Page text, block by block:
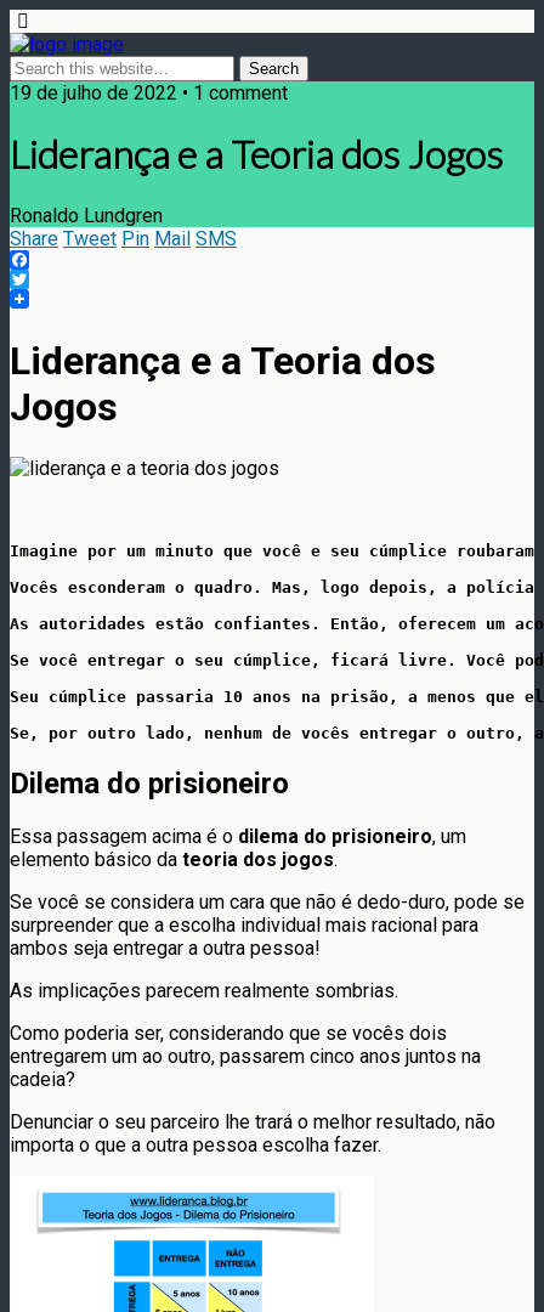
19 de julho de 2022 • 1 comment
Liderança e a Teoria dos Jogos
Ronaldo Lundgren
Share Tweet Pin Mail SMS
Facebook
Twitter
Liderança e a Teoria dos
Jogos
Imagine por um minuto que você e seu cúmplice
Vocês esconderam o quadro. Mas, logo depois, a
As autoridades estão confiantes. Então, oferecem um
Se você entregar o seu cúmplice, ficará livre. Você
Seu cúmplice passaria 10 anos na prisão, a menos que
Se, por outro lado, nenhum de vocês entregar o outro,
Dilema do prisioneiro
Essa passagem acima é o dilema do prisioneiro, um
elemento básico da teoria dos jogos.
Se você se considera um cara que não é dedo-duro, pode se
surpreender que a escolha individual mais racional para
ambos seja entregar a outra pessoa!
As implicações parecem realmente sombrias.
Como poderia ser, considerando que se vocês dois
entregarem um ao outro, passarem cinco anos juntos na
cadeia?
Denunciar o seu parceiro lhe trará o melhor resultado, não
importa o que a outra pessoa escolha fazer.